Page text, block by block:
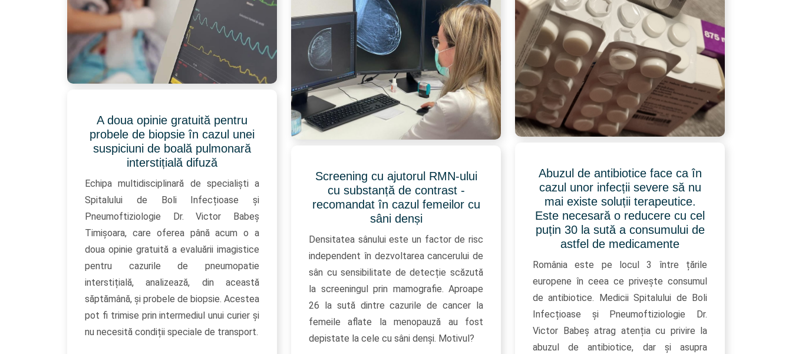
A doua opinie gratuită pentru
probele de biopsie în cazul unei
suspiciuni de boală pulmonară
interstițială difuză
Echipa multidisciplinară de specialiști a
Spitalului de Boli Infecțioase și
Pneumoftiziologie Dr. Victor Babeș
Timișoara, care oferea până acum o a
doua opinie gratuită a evaluării imagistice
pentru cazurile de pneumopatie
interstițială, analizează, din această
săptămână, și probele de biopsie. Acestea
pot fi trimise prin intermediul unui curier și
nu necesită condiții speciale de transport.
Screening cu ajutorul RMN-ului
cu substanță de contrast -
recomandat în cazul femeilor cu
sâni denși
Densitatea sânului este un factor de risc
independent în dezvoltarea cancerului de
sân cu sensibilitate de detecție scăzută
la screeningul prin mamografie. Aproape
26 la sută dintre cazurile de cancer la
femeile aflate la menopauză au fost
depistate la cele cu sâni denși. Motivul?
Abuzul de antibiotice face ca în
cazul unor infecții severe să nu
mai existe soluții terapeutice.
Este necesară o reducere cu cel
puțin 30 la sută a consumului de
astfel de medicamente
România este pe locul 3 între țările
europene în ceea ce privește consumul
de antibiotice. Medicii Spitalului de Boli
Infecțioase și Pneumoftiziologie Dr.
Victor Babeș atrag atenția cu privire la
abuzul de antibiotice, dar și asupra